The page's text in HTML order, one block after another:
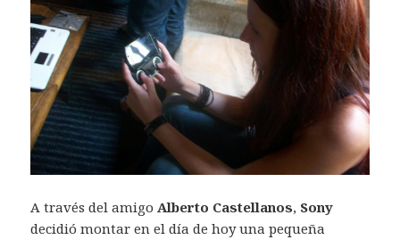
A través del amigoAlberto Castellanos, Sony
decidió montar en el día de hoy una pequeña